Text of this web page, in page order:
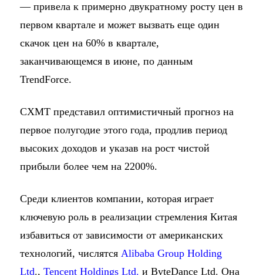
— привела к примерно двукратному росту цен в
первом квартале и может вызвать еще один
скачок цен на 60% в квартале,
заканчивающемся в июне, по данным
TrendForce.
CXMT представил оптимистичный прогноз на
первое полугодие этого года, продлив период
высоких доходов и указав на рост чистой
прибыли более чем на 2200%.
Среди клиентов компании, которая играет
ключевую роль в реализации стремления Китая
избавиться от зависимости от американских
технологий, числятся Alibaba Group Holding
Ltd., Tencent Holdings Ltd. и ByteDance Ltd. Она